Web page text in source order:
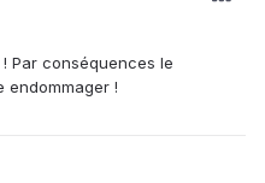
Par conséquences le
endommager !